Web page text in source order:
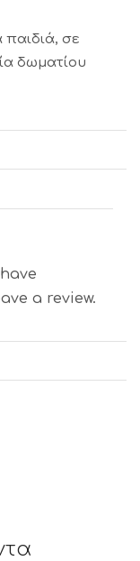
σε
δωματίου
a review.